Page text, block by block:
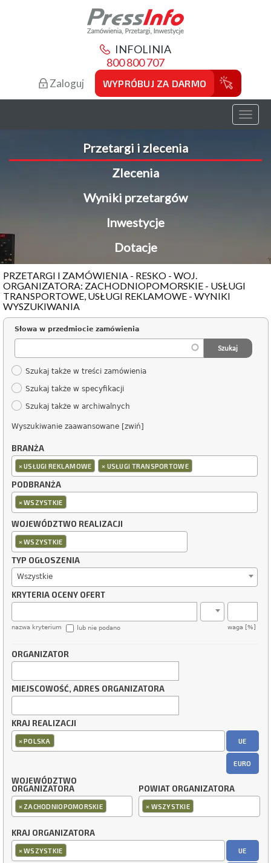
INFOLINIA
800 800 707
Zaloguj WYPRÓBUJ ZA DARMO
Toggle
Przetargi i zlecenia
Zlecenia
Wyniki przetargów
Inwestycje
Dotacje
PRZETARGI I ZAMÓWIENIA - RESKO - WOJ.
ORGANIZATORA: ZACHODNIOPOMORSKIE - USŁUGI
TRANSPORTOWE, USŁUGI REKLAMOWE - WYNIKI
WYSZUKIWANIA
Słowa w przedmiocie zamówienia
Szukaj także w treści zamówienia
Szukaj także w specyfikacji
Szukaj także w archiwalnych
Wyszukiwanie zaawansowane [zwiń]
BRANŻA
×USŁUGI REKLAMOWE × USŁUGI TRANSPORTOWE
PODBRANŻA
×WSZYSTKIE
WOJEWÓDZTWO REALIZACJI
×WSZYSTKIE
TYP OGŁOSZENIA
Wszystkie
KRYTERIA OCENY OFERT
nazwa kryterium waga [%]
lub nie podano
ORGANIZATOR
MIEJSCOWOŚĆ, ADRES ORGANIZATORA
KRAJ REALIZACJI
×POLSKA UE
EURO
WOJEWÓDZTWO
ORGANIZATORA
× ZACHODNIOPOMORSKIE
POWIAT ORGANIZATORA
× WSZYSTKIE
KRAJ ORGANIZATORA
×WSZYSTKIE UE